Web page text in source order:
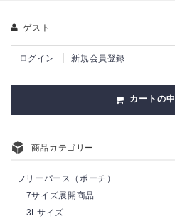
ゲスト
ログイン 新規会員登録
カートの中
商品カテゴリー
フリーパース（ポーチ）
7サイズ展開商品
3Lサイズ